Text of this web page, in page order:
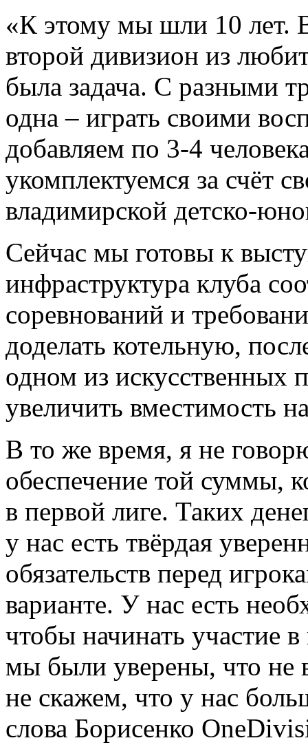
«К этому мы шли 10 лет.
второй дивизион из
была задача. С разными
одна – играть своими
добавляем по 3-4
укомплектуемся за счёт
владимирской детско-
Сейчас мы готовы к
инфраструктура клуба
соревнований и
доделать котельную,
одном из искусственных
увеличить вместимость
В то же время, я не
обеспечение той суммы,
в первой лиге. Таких
у нас есть твёрдая
обязательств перед
варианте. У нас есть
чтобы начинать участие
мы были уверены, что не
не скажем, что у нас
слова Борисенко